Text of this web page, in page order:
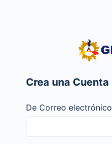
Crea una Cuenta
De Correo electrónico